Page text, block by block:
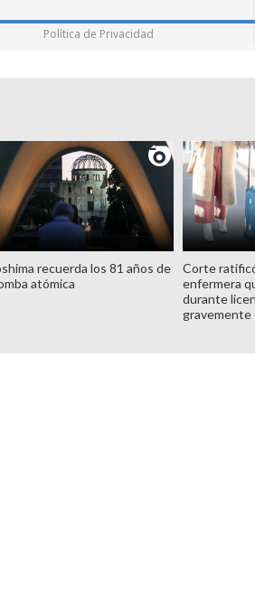
Política de Privacidad
recuerda los 81 años de
atómica
Corte
enfermera
durante
gravemente